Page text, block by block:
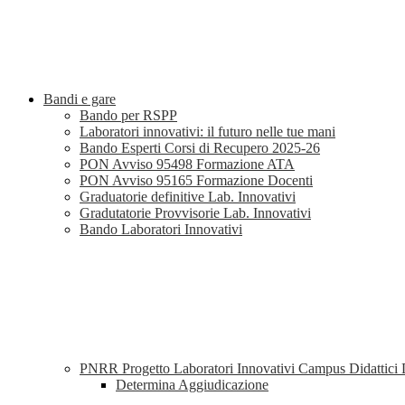
Bandi e gare
Bando per RSPP
Laboratori innovativi: il futuro nelle tue mani
Bando Esperti Corsi di Recupero 2025-26
PON Avviso 95498 Formazione ATA
PON Avviso 95165 Formazione Docenti
Graduatorie definitive Lab. Innovativi
Gradutatorie Provvisorie Lab. Innovativi
Bando Laboratori Innovativi
PNRR Progetto Laboratori Innovativi Campus Didattici
Determina Aggiudicazione